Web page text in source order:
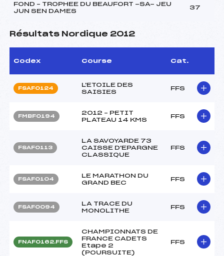
FOND – TROPHEE DU BEAUFORT -SA- JEU
JUN SEN DAMES
37
Résultats Nordique 2012
Codex Course Cat.
FSAF0124
L'ETOILE DES
SAISIES
FFS
FMBF0194
2012 – PETIT
PLATEAU 14 KMS
FFS
FSAF0113
LA SAVOYARDE 73
CAISSE D'EPARGNE
CLASSIQUE
FFS
FSAF0104
LE MARATHON DU
GRAND BEC
FFS
FSAF0094
LA TRACE DU
MONOLITHE
FFS
FNAF0162.FFS
CHAMPIONNATS DE
FRANCE CADETS
Etape 2
(POURSUITE)
FFS